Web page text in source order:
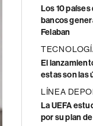
Los 10
bancos
Felaban
El
estas son las
LÍNEA
La UEFA
por su plan